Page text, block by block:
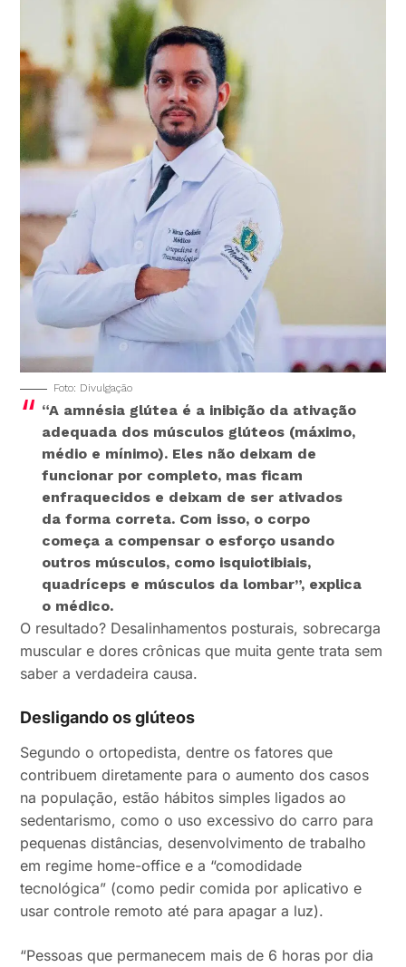
Foto: Divulgação
“A amnésia glútea é a inibição da ativação
adequada dos músculos glúteos (máximo,
médio e mínimo). Eles não deixam de
funcionar por completo, mas ficam
enfraquecidos e deixam de ser ativados
da forma correta. Com isso, o corpo
começa a compensar o esforço usando
outros músculos, como isquiotibiais,
quadríceps e músculos da lombar”, explica
o médico.
O resultado? Desalinhamentos posturais, sobrecarga
muscular e dores crônicas que muita gente trata sem
saber a verdadeira causa.
Desligando os glúteos
Segundo o ortopedista, dentre os fatores que
contribuem diretamente para o aumento dos casos
na população, estão hábitos simples ligados ao
sedentarismo, como o uso excessivo do carro para
pequenas distâncias, desenvolvimento de trabalho
em regime home-office e a “comodidade
tecnológica” (como pedir comida por aplicativo e
usar controle remoto até para apagar a luz).
“Pessoas que permanecem mais de 6 horas por dia